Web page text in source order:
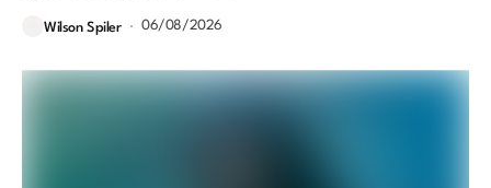
Wilson Spiler 06/08/2026